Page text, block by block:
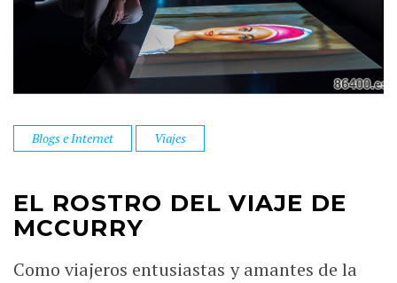
Blogs e Internet Viajes
EL ROSTRO DEL VIAJE DE
MCCURRY
Como viajeros entusiastas y amantes de la